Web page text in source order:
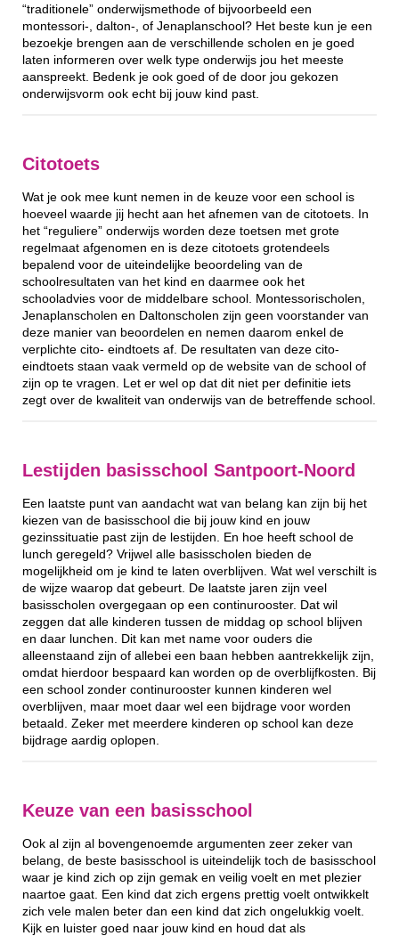
“traditionele” onderwijsmethode of bijvoorbeeld een
montessori-, dalton-, of Jenaplanschool? Het beste kun je een
bezoekje brengen aan de verschillende scholen en je goed
laten informeren over welk type onderwijs jou het meeste
aanspreekt. Bedenk je ook goed of de door jou gekozen
onderwijsvorm ook echt bij jouw kind past.
Citotoets
Wat je ook mee kunt nemen in de keuze voor een school is
hoeveel waarde jij hecht aan het afnemen van de citotoets. In
het “reguliere” onderwijs worden deze toetsen met grote
regelmaat afgenomen en is deze citotoets grotendeels
bepalend voor de uiteindelijke beoordeling van de
schoolresultaten van het kind en daarmee ook het
schooladvies voor de middelbare school. Montessorischolen,
Jenaplanscholen en Daltonscholen zijn geen voorstander van
deze manier van beoordelen en nemen daarom enkel de
verplichte cito- eindtoets af. De resultaten van deze cito-
eindtoets staan vaak vermeld op de website van de school of
zijn op te vragen. Let er wel op dat dit niet per definitie iets
zegt over de kwaliteit van onderwijs van de betreffende school.
Lestijden basisschool Santpoort-Noord
Een laatste punt van aandacht wat van belang kan zijn bij het
kiezen van de basisschool die bij jouw kind en jouw
gezinssituatie past zijn de lestijden. En hoe heeft school de
lunch geregeld? Vrijwel alle basisscholen bieden de
mogelijkheid om je kind te laten overblijven. Wat wel verschilt is
de wijze waarop dat gebeurt. De laatste jaren zijn veel
basisscholen overgegaan op een continurooster. Dat wil
zeggen dat alle kinderen tussen de middag op school blijven
en daar lunchen. Dit kan met name voor ouders die
alleenstaand zijn of allebei een baan hebben aantrekkelijk zijn,
omdat hierdoor bespaard kan worden op de overblijfkosten. Bij
een school zonder continurooster kunnen kinderen wel
overblijven, maar moet daar wel een bijdrage voor worden
betaald. Zeker met meerdere kinderen op school kan deze
bijdrage aardig oplopen.
Keuze van een basisschool
Ook al zijn al bovengenoemde argumenten zeer zeker van
belang, de beste basisschool is uiteindelijk toch de basisschool
waar je kind zich op zijn gemak en veilig voelt en met plezier
naartoe gaat. Een kind dat zich ergens prettig voelt ontwikkelt
zich vele malen beter dan een kind dat zich ongelukkig voelt.
Kijk en luister goed naar jouw kind en houd dat als